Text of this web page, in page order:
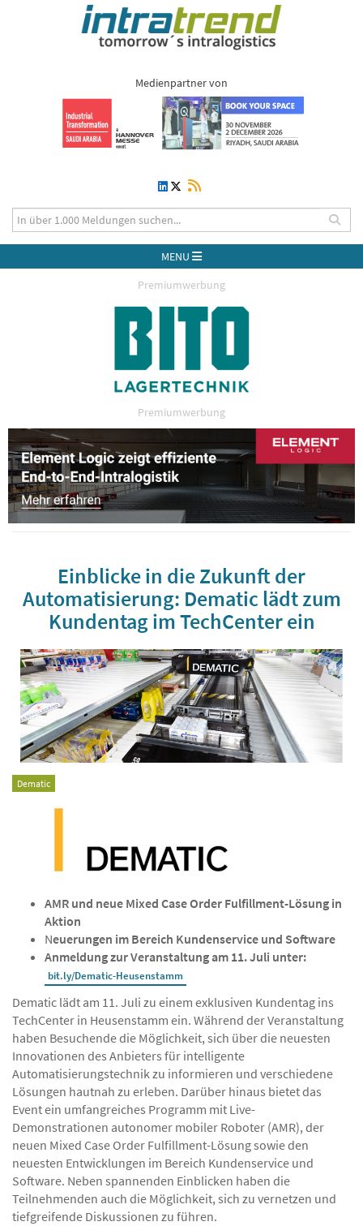
Medienpartner von
MENU
Premiumwerbung
Premiumwerbung
Einblicke in die Zukunft der
Automatisierung: Dematic lädt zum
Kundentag im TechCenter ein
Dematic
AMR und neue Mixed Case Order Fulfillment-Lösung in
Aktion
Neuerungen im Bereich Kundenservice und Software
Anmeldung zur Veranstaltung am 11. Juli unter:
bit.ly/Dematic-Heusenstamm
Dematic lädt am 11. Juli zu einem exklusiven Kundentag ins
TechCenter in Heusenstamm ein. Während der Veranstaltung
haben Besuchende die Möglichkeit, sich über die neuesten
Innovationen des Anbieters für intelligente
Automatisierungstechnik zu informieren und verschiedene
Lösungen hautnah zu erleben. Darüber hinaus bietet das
Event ein umfangreiches Programm mit Live-
Demonstrationen autonomer mobiler Roboter (AMR), der
neuen Mixed Case Order Fulfillment-Lösung sowie den
neuesten Entwicklungen im Bereich Kundenservice und
Software. Neben spannenden Einblicken haben die
Teilnehmenden auch die Möglichkeit, sich zu vernetzen und
tiefgreifende Diskussionen zu führen.